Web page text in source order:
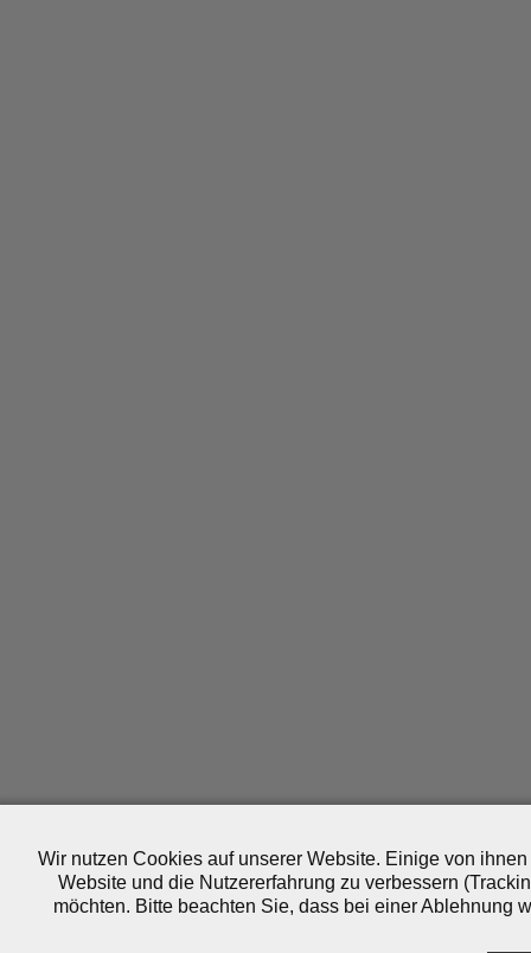
Wir nutzen Cookies auf unserer Website. Einige von
Website und die Nutzererfahrung zu verbessern
möchten. Bitte beachten Sie, dass bei einer Ablehnung